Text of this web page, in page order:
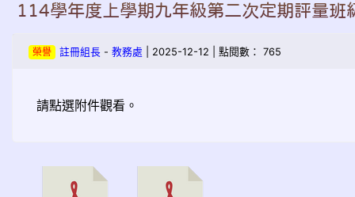
114學年度上學期九年級第二次定期評量班
榮譽 註冊組長- 教務處 | 2025-12-12 | 點閱數： 765
請點選附件觀看。